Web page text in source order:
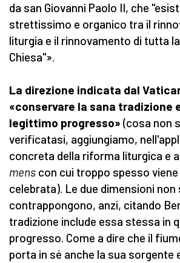
da san Giovanni Paolo II, che
strettissimo e organico tra il
liturgia e il rinnovamento di tutta
Chiesa"».
La direzione indicata dal
«conservare la sana tradizione
legittimo progresso» (cosa non
verificatasi, aggiungiamo,
concreta della riforma liturgica e
mens con cui troppo spesso
celebrata). Le due dimensioni non
contrappongono, anzi, citando
tradizione include essa stessa in
progresso. Come a dire che il
porta in sé anche la sua sorgente